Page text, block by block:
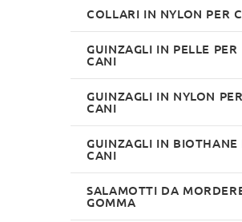
COLLARI IN NYLON PER
GUINZAGLI IN PELLE PER
CANI
GUINZAGLI IN NYLON PER
CANI
GUINZAGLI IN BIOTHANE
CANI
SALAMOTTI DA
GOMMA